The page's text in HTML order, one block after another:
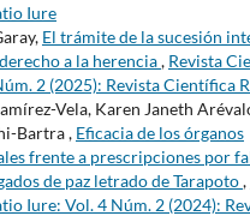
Iure
El trámite de la sucesión
a la herencia, Revista
2 (2025): Revista Científica
Vela, Karen Janeth
Bartra , Eficacia de los órganos
frente a prescripciones por
de paz letrado de Tarapoto,
Iure: Vol. 4 Núm. 2 (2024):